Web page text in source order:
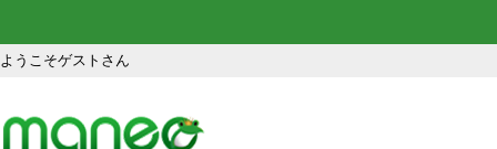
ようこそゲストさん